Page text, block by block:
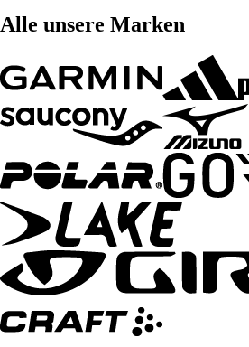
Alle unsere Marken